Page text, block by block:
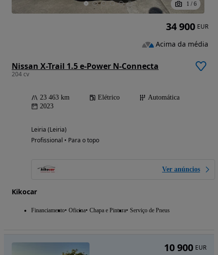
1 / 6
Nissan X-Trail 1.5 e-Power N-Connecta
204 cv
23 463 km Elétrico
Automática
2023
Leiria (Leiria)
Profissional • Para o topo
Ver anúncios
Kikocar
Financiamento Oficina Chapa e Pintura Serviço de Pneus
34 900 EUR
Acima da média
10 900 EUR